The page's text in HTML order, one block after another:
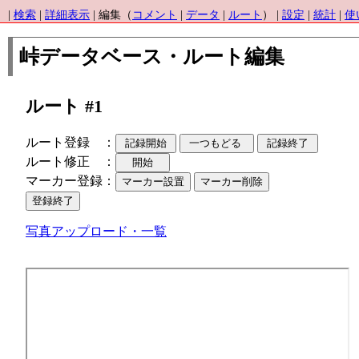
検索 詳細表示 | 編集（ コメント データ ルート ） | 設定 統計 使
峠データベース・ルート編集
ルート #1
ルート登録 ：
ルート修正 ：
マーカー登録：
写真アップロード・一覧